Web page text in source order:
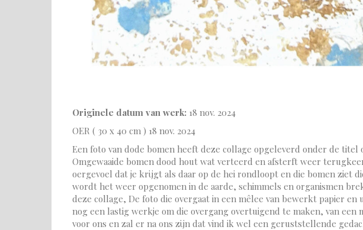
Originele datum van werk: 18 nov. 2024
OER ( 30 x 40 cm ) 18 nov. 2024
Een foto van dode bomen heeft deze collage opgeleverd onder de
Omgewaaide bomen dood hout wat verteerd en afsterft weer
oergevoel dat je krijgt als daar op de hei rondloopt en die bomen
wordt het weer opgenomen in de aarde, schimmels en organismen
deze collage, De foto die overgaat in een mêlee van bewerkt papier
nog een lastig werkje om die overgang overtuigend te maken, van
voor ons en zal er na ons zijn dat vind ik wel een geruststellende